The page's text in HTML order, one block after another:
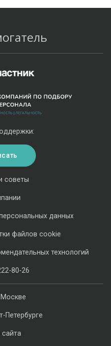
Петербурге
сайта
советы
данных
файлов cookie
технологий
80-26